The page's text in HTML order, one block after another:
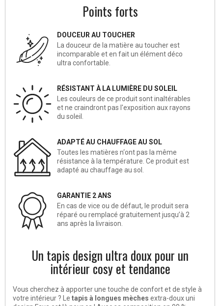
Points forts
DOUCEUR AU TOUCHER
La douceur de la matière au toucher est
incomparable et en fait un élément déco
ultra confortable.
RÉSISTANT À LA LUMIÈRE DU SOLEIL
Les couleurs de ce produit sont inaltérables
et ne craindront pas l'exposition aux rayons
du soleil.
ADAPTÉ AU CHAUFFAGE AU SOL
Toutes les matières n‘ont pas la même
résistance à la température. Ce produit est
adapté au chauffage au sol.
GARANTIE 2 ANS
En cas de vice ou de défaut, le produit sera
réparé ou remplacé gratuitement jusqu’à 2
ans après la livraison.
Un tapis design ultra doux pour un
intérieur cosy et tendance
Vous cherchez à apporter une touche de confort et de style à
votre intérieur ? Le tapis à longues mèches extra-doux uni